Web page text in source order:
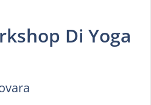
Di Yoga